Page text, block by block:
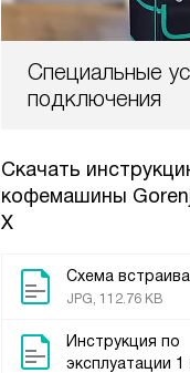
Специальные
подключения
Скачать
кофемашины
X
Схема
JPG, 112.76 KB
Инструкция по
эксплуатации 1